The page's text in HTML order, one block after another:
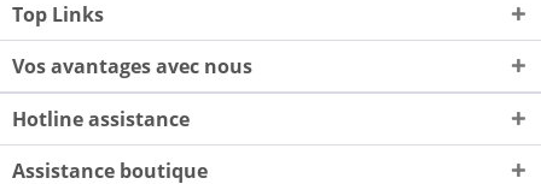
Top Links
Vos avantages avec nous
Hotline assistance
Assistance boutique